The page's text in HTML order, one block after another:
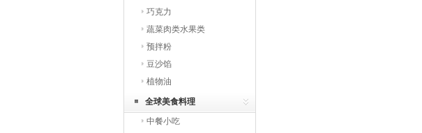
巧克力
蔬菜肉类水果类
预拌粉
豆沙馅
植物油
全球美食料理
中餐小吃